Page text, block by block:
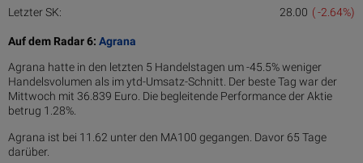
Letzter SK: ( -2.64%)
28.00
Auf dem Radar 6: Agrana
Agrana hatte in den letzten 5 Handelstagen um -45.5% weniger
Handelsvolumen als im ytd-Umsatz-Schnitt. Der beste Tag war der
Mittwoch mit 36.839 Euro. Die begleitende Performance der Aktie
betrug 1.28%.
Agrana ist bei 11.62 unter den MA100 gegangen. Davor 65 Tage
darüber.